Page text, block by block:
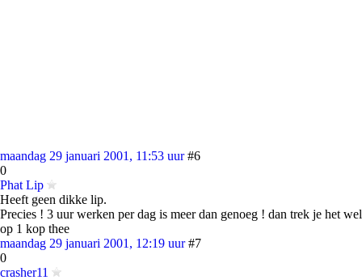
maandag 29 januari 2001, 11:53 uur #6
0
Phat Lip
Heeft geen dikke lip.
Precies ! 3 uur werken per dag is meer dan genoeg ! dan trek je het wel
op 1 kop thee
maandag 29 januari 2001, 12:19 uur #7
0
crasher11